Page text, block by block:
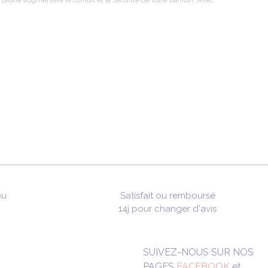
Satisfait ou remboursé
14j pour changer d'avis
SUIVEZ-NOUS SUR NOS